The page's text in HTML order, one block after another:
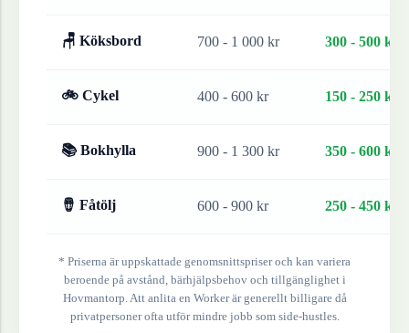
🪑 Köksbord 700 - 1 000 kr 300 - 500 kr
🚲 Cykel 400 - 600 kr 150 - 250 kr
📚 Bokhylla 900 - 1 300 kr 350 - 600 kr
🪘 Fåtölj 600 - 900 kr 250 - 450 kr
* Priserna är uppskattade genomsnittspriser och kan variera
beroende på avstånd, bärhjälpsbehov och tillgänglighet i
Hovmantorp. Att anlita en Worker är generellt billigare då
privatpersoner ofta utför mindre jobb som side-hustles.